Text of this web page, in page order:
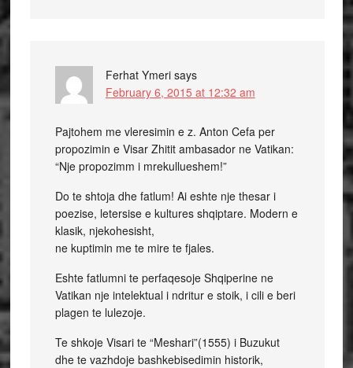
Ferhat Ymeri says
February 6, 2015 at 12:32 am
Pajtohem me vleresimin e z. Anton Cefa per
propozimin e Visar Zhitit ambasador ne Vatikan:
“Nje propozimm i mrekullueshem!”
Do te shtoja dhe fatlum! Ai eshte nje thesar i
poezise, letersise e kultures shqiptare. Modern e
klasik, njekohesisht,
ne kuptimin me te mire te fjales.
Eshte fatlumni te perfaqesoje Shqiperine ne
Vatikan nje intelektual i ndritur e stoik, i cili e beri
plagen te lulezoje.
Te shkoje Visari te “Meshari”(1555) i Buzukut
dhe te vazhdoje bashkebisedimin historik,